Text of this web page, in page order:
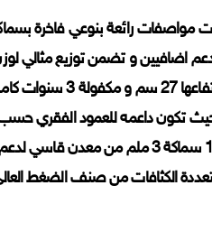
اضافيين و تضمن توزيع مثالي
10 سماكة 3 ملم من معدن
الكثافات من صنف الضغط